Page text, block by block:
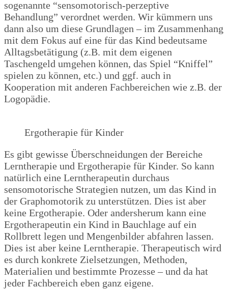
sogenannte “sensomotorisch-perzeptive
Behandlung” verordnet werden. Wir kümmern uns
dann also um diese Grundlagen – im Zusammenhang
mit dem Fokus auf eine für das Kind bedeutsame
Alltagsbetätigung (z.B. mit dem eigenen
Taschengeld umgehen können, das Spiel “Kniffel”
spielen zu können, etc.) und ggf. auch in
Kooperation mit anderen Fachbereichen wie z.B. der
Logopädie.
Ergotherapie für Kinder
Es gibt gewisse Überschneidungen der Bereiche
Lerntherapie und Ergotherapie für Kinder. So kann
natürlich eine Lerntherapeutin durchaus
sensomotorische Strategien nutzen, um das Kind in
der Graphomotorik zu unterstützen. Dies ist aber
keine Ergotherapie. Oder andersherum kann eine
Ergotherapeutin ein Kind in Bauchlage auf ein
Rollbrett legen und Mengenbilder abfahren lassen.
Dies ist aber keine Lerntherapie. Therapeutisch wird
es durch konkrete Zielsetzungen, Methoden,
Materialien und bestimmte Prozesse – und da hat
jeder Fachbereich eben ganz eigene.